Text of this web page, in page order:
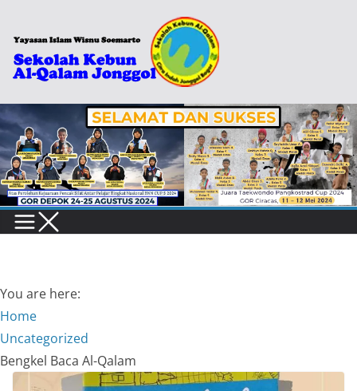
content
You are here:
Home
Uncategorized
Bengkel Baca Al-Qalam